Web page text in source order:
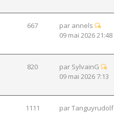
667 par annels
09 mai 2026 21:48
820 par SylvainG
09 mai 2026 7:13
1111 parTanguyrudolf